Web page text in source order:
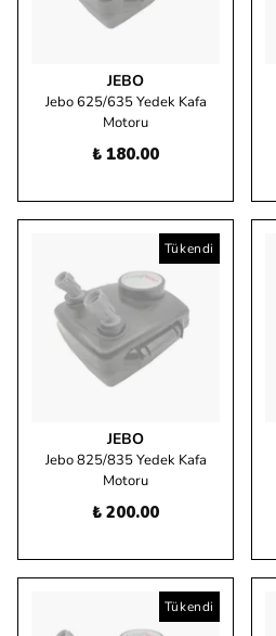
JEBO
Jebo 625/635 Yedek Kafa
Motoru
₺ 180.00
Tükendi
JEBO
Jebo 825/835 Yedek Kafa
Motoru
₺ 200.00
Tükendi